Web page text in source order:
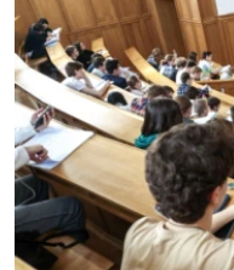
поискуСЕВЕР.РЕАЛИИ
СИБИРЬ.РЕАЛИИ
РАСПИСАНИЕ
ПОДПИШИТЕСЬ НА
СОЦИАЛЬНЫЕ СЕТИ